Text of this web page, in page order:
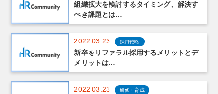
組織拡大を検討するタイミング、解決す
べき課題とは…
2022.03.23 採用戦略
新卒をリファラル採用するメリットとデ
メリットは…
2022.03.23 研修・育成